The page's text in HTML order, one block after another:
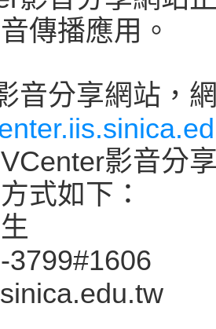
傳播應用。
音分享網站，
影音分
式如下：
3799#1606